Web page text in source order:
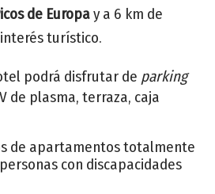
de Europay a 6 km de
turístico.
podrá disfrutar de parking
de plasma, terraza, caja
de apartamentos totalmente
con discapacidades